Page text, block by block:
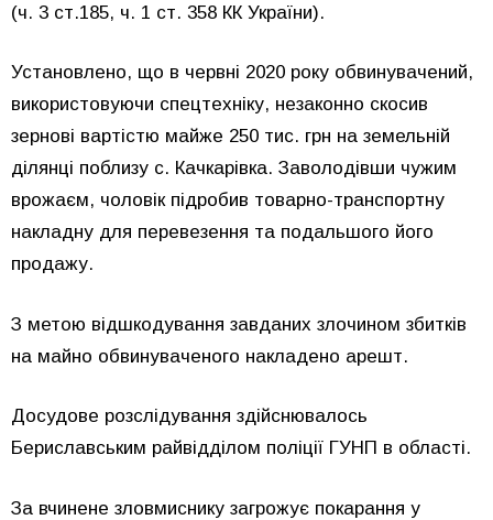
(ч. 3 ст.185, ч. 1 ст. 358 КК України).
Установлено, що в червні 2020 року обвинувачений,
використовуючи спецтехніку, незаконно скосив
зернові вартістю майже 250 тис. грн на земельній
ділянці поблизу с. Качкарівка. Заволодівши чужим
врожаєм, чоловік підробив товарно-транспортну
накладну для перевезення та подальшого його
продажу.
З метою відшкодування завданих злочином збитків
на майно обвинуваченого накладено арешт.
Досудове розслідування здійснювалось
Бериславським райвідділом поліції ГУНП в області.
За вчинене зловмиснику загрожує покарання у